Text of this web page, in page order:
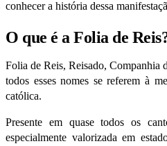
conhecer a história dessa
O que é a Folia de
Folia de Reis, Reisado, Companhia
todos esses nomes se referem à
católica.
Presente em quase todos os
especialmente valorizada em